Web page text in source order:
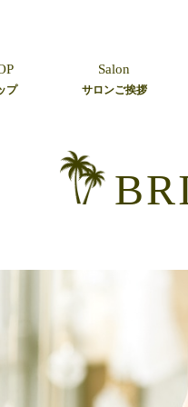
プ
Salon
サロンご挨拶